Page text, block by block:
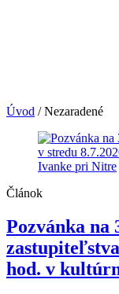
Úvod /Nezaradené
Článok
Pozvánka na
hod. v